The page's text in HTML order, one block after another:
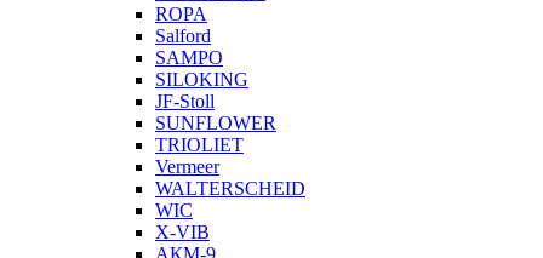
ROPA
Salford
SAMPO
SILOKING
JF-Stoll
SUNFLOWER
TRIOLIET
Vermeer
WALTERSCHEID
WIC
X-VIB
АКМ-9